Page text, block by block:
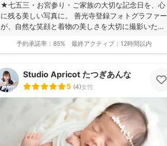
★七五三・お宮参り・ご家族の大切な記念日を、心
に残る美しい写真に。 善光寺登録フォトグラファー
が、自然な笑顔と着物の美しさを大切に撮影いたし
予約承諾率： 85% 最終アクティブ： 12時間以内
Studio Apricot たつぎあんな
5 (4)女性